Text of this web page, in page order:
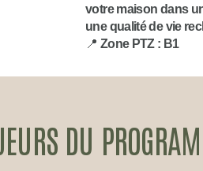
votre maison dans
une qualité de vie
📍 Zone PTZ : B1
DU